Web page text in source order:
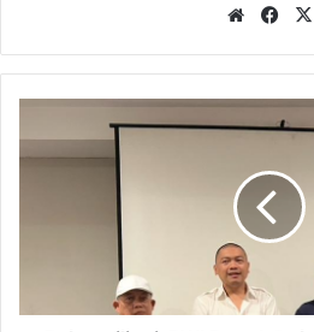
Website
Pusat